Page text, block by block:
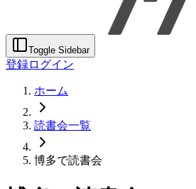
Toggle Sidebar
登録ログイン
ホーム
読書会一覧
博多で読書会